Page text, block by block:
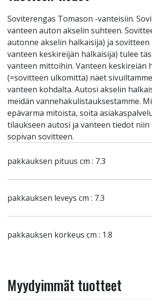
Soviterengas Tomason -vanteisiin.
vanteen auton akselin suhteen.
autonne akselin halkaisija) ja
vanteen keskireijän halkaisija) tulee
vanteen mittoihin. Vanteen keskireiän
(=sovitteen ulkomitta) näet
vanteen kohdalta. Autosi akselin
meidän vannehakulistauksestamme.
epävarma mitoista, soita
tilaukseen autosi ja vanteen tiedot niin
sopivan sovitteen.
pakkauksen pituus cm : 7.3
pakkauksen leveys cm : 7.3
pakkauksen korkeus cm : 1.8
Myydyimmät tuotteet